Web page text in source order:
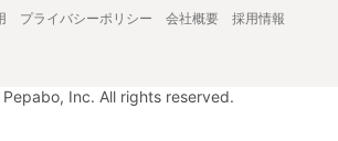
プライバシーポリシー 会社概要
採用情報
Inc. All rights reserved.